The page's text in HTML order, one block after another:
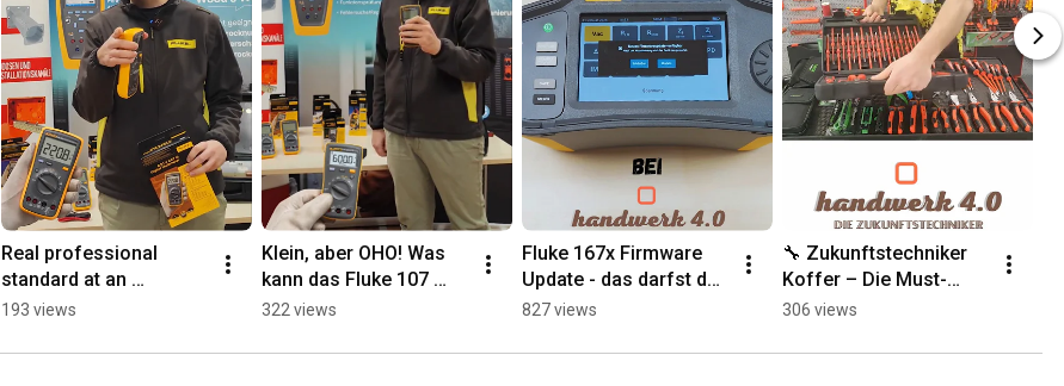
Real professional
standard at an
affordable price!💪
15B+ multimeter do?
193 views
Klein, aber OHO! Was
kann das Fluke 107
Multimeter? #shorts
322 views
Fluke 167x Firmware
Update - das darfst du
nicht verpassen ⚡
#update
827 views
🔧 Zukunftstechniker
Koffer – Die Must-
Have Tools für Profis!
#shorts
306 views